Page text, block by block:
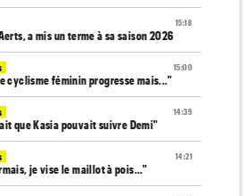
15:18
a mis un terme à sa saison 2026
15:00
cyclisme féminin progresse mais..."
14:39
que Kasia pouvait suivre Demi"
14:21
je vise le maillot à pois..."